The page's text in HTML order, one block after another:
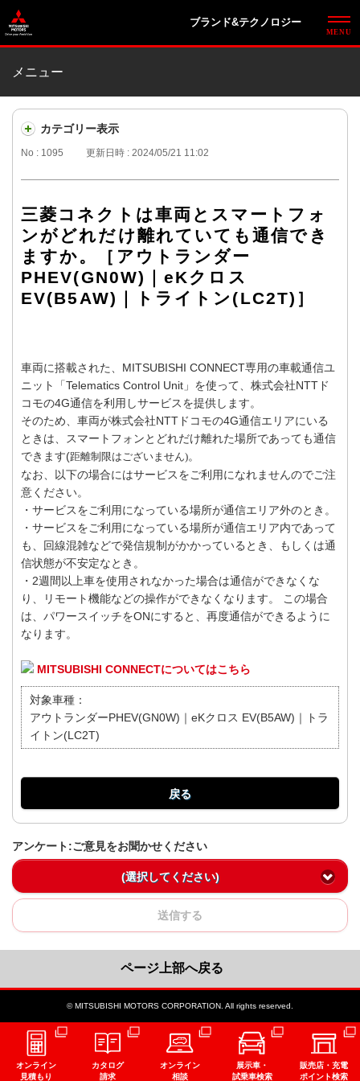
ブランド&テクノロジー
メニュー
カテゴリー表示
No : 1095 更新日時 : 2024/05/21 11:02
三菱コネクトは車両とスマートフォ
ンがどれだけ離れていても通信でき
ますか。［アウトランダー
PHEV(GN0W)｜eKクロス
EV(B5AW)｜トライトン(LC2T)］
車両に搭載された、MITSUBISHI CONNECT専用の車載通信ユ
ニット「Telematics Control Unit」を使って、株式会社NTTド
コモの4G通信を利用しサービスを提供します。
そのため、車両が株式会社NTTドコモの4G通信エリアにいる
ときは、スマートフォンとどれだけ離れた場所であっても通信
できます(距離制限はございません)。
なお、以下の場合にはサービスをご利用になれませんのでご注
意ください。
・サービスをご利用になっている場所が通信エリア外のとき。
・サービスをご利用になっている場所が通信エリア内であって
も、回線混雑などで発信規制がかかっているとき、もしくは通
信状態が不安定なとき。
・2週間以上車を使用されなかった場合は通信ができなくな
り、リモート機能などの操作ができなくなります。 この場合
は、パワースイッチをONにすると、再度通信ができるように
なります。
MITSUBISHI CONNECTについてはこちら
対象車種：
アウトランダーPHEV(GN0W)｜eKクロス EV(B5AW)｜トラ
イトン(LC2T)
戻る
アンケート:ご意見をお聞かせください
(選択してください)
送信する
ページ上部へ戻る
© MITSUBISHI MOTORS CORPORATION. All rights reserved.
オンライン
見積もり
カタログ
請求
オンライン
相談
展示車・
試乗車検索
販売店・充電
ポイント検索